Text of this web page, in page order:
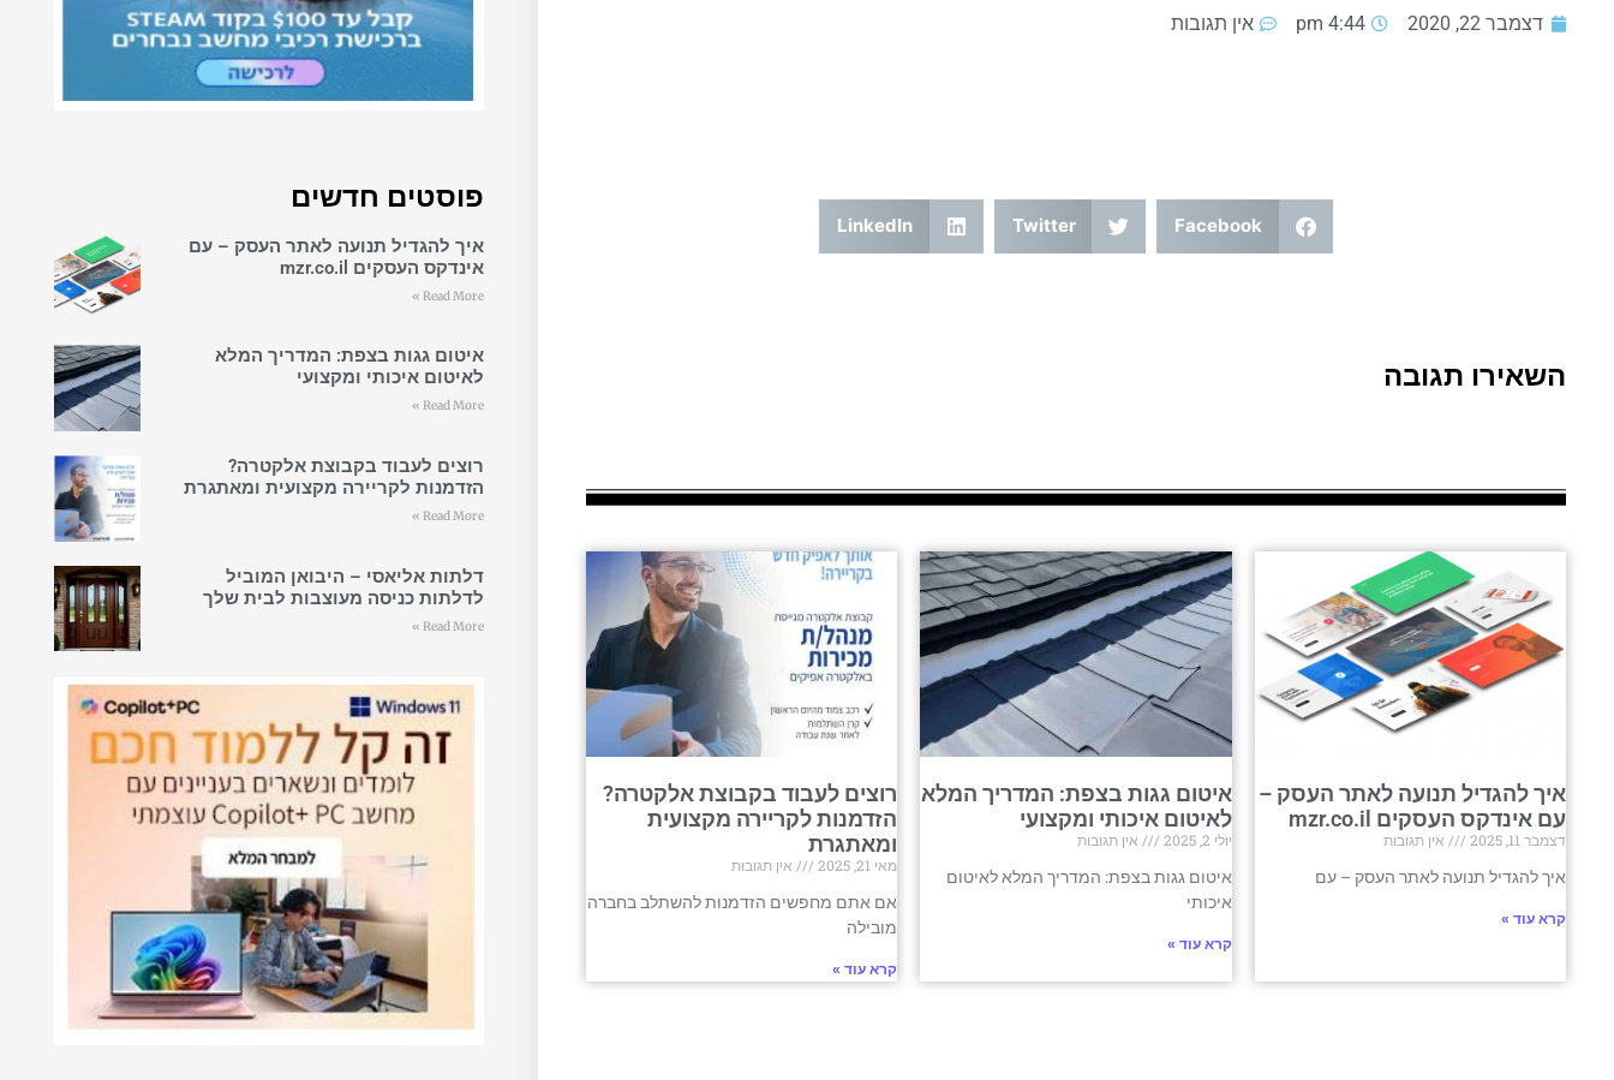
דצמבר 22, 2020 4:44 pm אין תגובות
Facebook
Twitter
LinkedIn
השאירו תגובה
איך להגדיל תנועה לאתר העסק –
עם אינדקס העסקים mzr.co.il
דצמבר 11, 2025
אין תגובות
איך להגדיל תנועה לאתר העסק – עם
קרא עוד »
איטום גגות בצפת: המדריך המלא
לאיטום איכותי ומקצועי
יולי 2, 2025
אין תגובות
איטום גגות בצפת: המדריך המלא לאיטום
איכותי
קרא עוד »
רוצים לעבוד בקבוצת אלקטרה?
הזדמנות לקריירה מקצועית
ומאתגרת
מאי 21, 2025
אין תגובות
אם אתם מחפשים הזדמנות להשתלב בחברה
מובילה
קרא עוד »
פוסטים חדשים
איך להגדיל תנועה לאתר העסק – עם
אינדקס העסקים mzr.co.il
Read More »
איטום גגות בצפת: המדריך המלא
לאיטום איכותי ומקצועי
Read More »
רוצים לעבוד בקבוצת אלקטרה?
הזדמנות לקריירה מקצועית ומאתגרת
Read More »
דלתות אליאסי – היבואן המוביל
לדלתות כניסה מעוצבות לבית שלך
Read More »